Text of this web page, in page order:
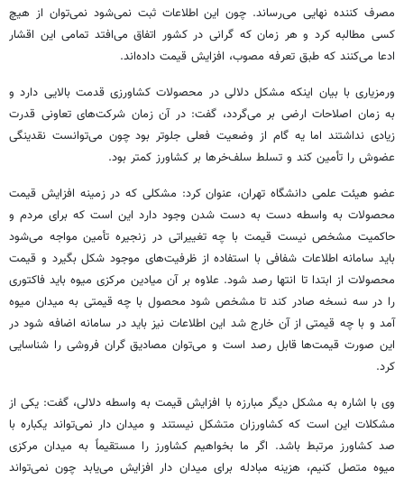
مصرف کننده نهایی می‌رساند. چون این اطلاعات ثبت نمی‌شود نمی‌توان از هیچ
کسی مطالبه کرد و هر زمان که گرانی در کشور اتفاق می‌افتد تمامی این اقشار
ادعا می‌کنند که طبق تعرفه مصوب، افزایش قیمت داده‌اند.
ورمزیاری با بیان اینکه مشکل دلالی در محصولات کشاورزی قدمت بالایی دارد و
به زمان اصلاحات ارضی بر می‌گردد، گفت: در آن زمان شرکت‌های تعاونی قدرت
زیادی نداشتند امایه گام از وضعیت فعلی جلوتر بود چون می‌توانست نقدینگی
عضوش را تأمین کند و تسلط سلف‌خرها بر کشاورز کمتر بود.
عضو هیئت علمی دانشگاه تهران، عنوان کرد: مشکلی که در زمینه افزایش قیمت
محصولات به واسطه دست به دست شدن وجود دارد این است که برای مردم و
حاکمیت مشخص نیست قیمت با چه تغییراتی در زنجیره تأمین مواجه می‌شود
باید سامانه اطلاعات شفافی با استفاده از ظرفیت‌های موجود شکل بگیرد و قیمت
محصولات از ابتدا تا انتها رصد شود. علاوه بر آن میادین مرکزی میوه باید فاکتوری
را در سه نسخه صادر کند تا مشخص شود محصول با چه قیمتی به میدان میوه
آمد و با چه قیمتی از آن خارج شد این اطلاعات نیز باید در سامانه اضافه شود در
این صورت قیمت‌ها قابل رصد است و می‌توان مصادیق گران فروشی را شناسایی
کرد.
وی با اشاره به مشکل دیگر مبارزه با افزایش قیمت به واسطه دلالی، گفت: یکی از
مشکلات این است که کشاورزان متشکل نیستند و میدان دار نمی‌تواند یکباره با
صد کشاورز مرتبط باشد. اگر ما بخواهیم کشاورز را مستقیماً به میدان مرکزی
میوه متصل کنیم، هزینه مبادله برای میدان دار افزایش می‌یابد چون نمی‌تواند